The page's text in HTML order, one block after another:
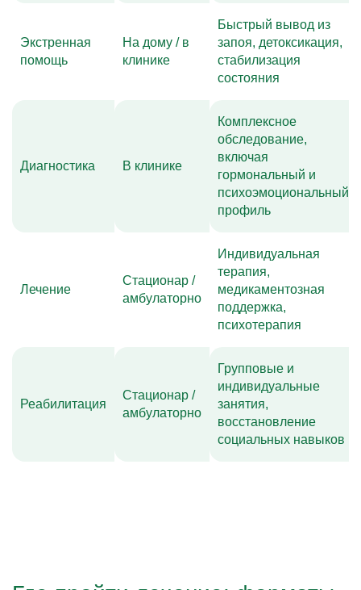
Экстренная
помощь
На дому / в
клинике
Быстрый вывод из
запоя, детоксикация,
стабилизация
состояния
Диагностика В клинике
Комплексное
обследование,
включая
гормональный и
психоэмоциональный
профиль
Лечение
Стационар /
амбулаторно
Индивидуальная
терапия,
медикаментозная
поддержка,
психотерапия
Реабилитация
Стационар /
амбулаторно
Групповые и
индивидуальные
занятия,
восстановление
социальных навыков